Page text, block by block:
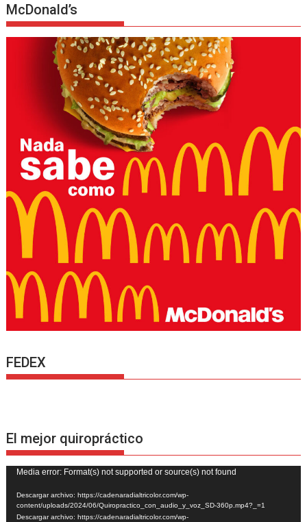
McDonald’s
FEDEX
El mejor quiropráctico
Reproductor
de
vídeo
Media error: Format(s) not supported or source(s) not found
Descargar archivo: https://cadenaradialtricolor.com/wp-
content/uploads/2024/06/Quiropractico_con_audio_y_voz_SD-360p.mp4?_=1
Descargar archivo: https://cadenaradialtricolor.com/wp-